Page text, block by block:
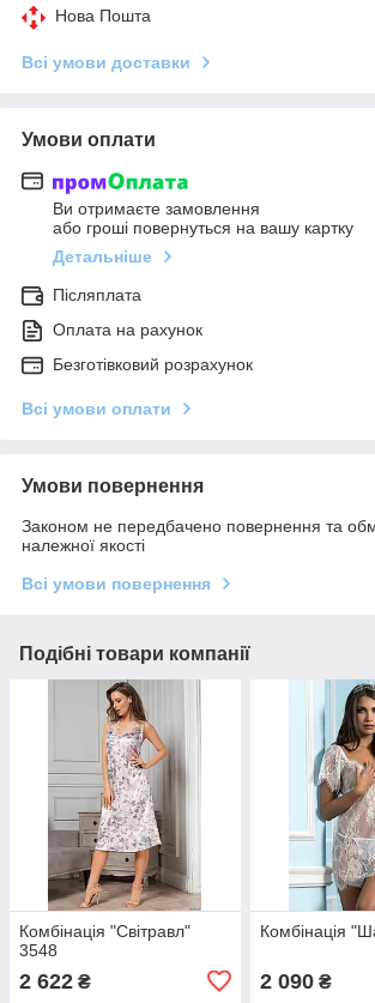
Нова Пошта
Всі умови доставки
Умови оплати
Ви отримаєте замовлення
або гроші повернуться на вашу картку
Детальніше
Післяплата
Оплата на рахунок
Безготівковий розрахунок
Всі умови оплати
Умови повернення
Законом не передбачено повернення та
належної якості
Всі умови повернення
Подібні товари компанії
Комбінація "Світравл"
3548
2 622 ₴
Комбінація
2 090₴